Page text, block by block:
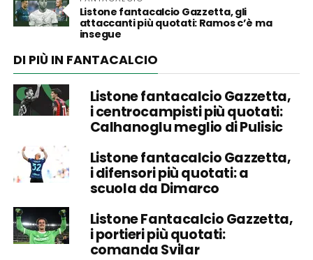
Listone fantacalcio Gazzetta, gli
attaccanti più quotati: Ramos c’è ma
insegue
DI PIÙ IN FANTACALCIO
Listone fantacalcio Gazzetta,
i centrocampisti più quotati:
Calhanoglu meglio di Pulisic
Listone fantacalcio Gazzetta,
i difensori più quotati: a
scuola da Dimarco
Listone Fantacalcio Gazzetta,
i portieri più quotati:
comanda Svilar